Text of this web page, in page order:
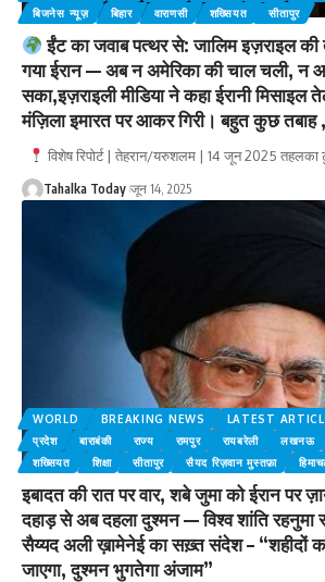
बिजनेस न्यूज़
बिहार वाराणसी शख्सियत सीतापुर
ईंट का जवाब पत्थर से: जालिम इज़राइल की
गया ईरान — अब न अमेरिका की चाल चली, न
सका,इज़राइली मीडिया ने कहा ईरानी मिसाइल
मंज़िला इमारत पर आकर गिरी। बहुत कुछ
विशेष रिपोर्ट | तेहरान/यरुशलम | 14 जून 2025 तहलका
Tahalka Today जून 14, 2025
WORLD BREAKING NEWS LATEST
प्रदेश
बाराबंकी राज्य रामपुर रायबरेली लखनऊ
शख्सियत
शिक्षा सीतापुर सैयद रिज़वान मुस्तफ़ा
इबादत की रात पर वार, शबे जुमा को ईरान पर
दहाड़ से अब दहला दुश्मन — विश्व शांति रहनुमा
सैय्यद अली ख़ामेनेई का सख़्त संदेश – “शहीदों
जाएगा, दुश्मन भुगतेगा अंजाम”